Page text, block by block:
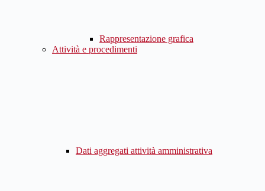
Rappresentazione grafica
Attività e procedimenti
Dati aggregati attività amministrativa